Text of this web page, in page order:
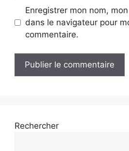
Enregistrer mon nom,
dans le navigateur pour
commentaire.
Rechercher